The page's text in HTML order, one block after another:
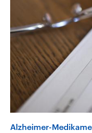
Alzheimer-